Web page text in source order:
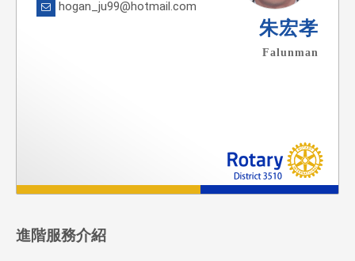
hogan_ju99@hotmail.com
朱宏孝
Falunman
進階服務介紹